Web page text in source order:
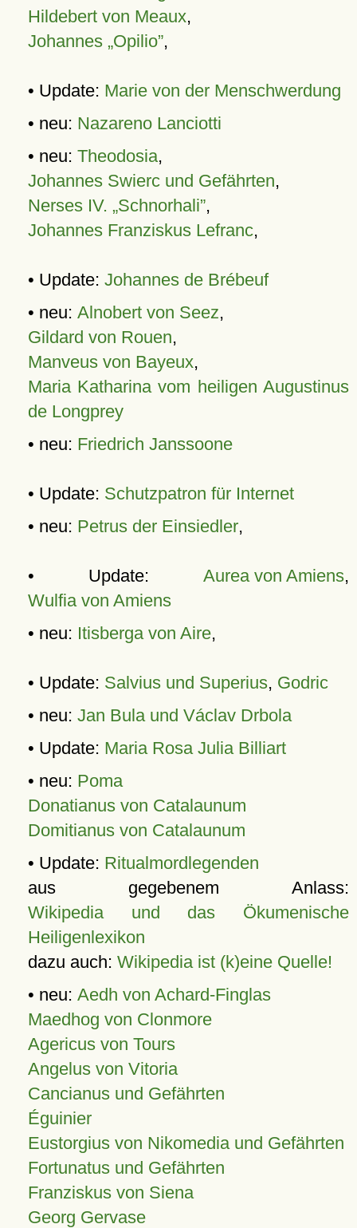
Hildebert von Meaux,
Johannes „Opilio”,
• Update: Marie von der Menschwerdung
• neu: Nazareno Lanciotti
• neu: Theodosia,
Johannes Swierc und Gefährten,
Nerses IV. „Schnorhali”,
Johannes Franziskus Lefranc,
• Update: Johannes de Brébeuf
• neu: Alnobert von Seez,
Gildard von Rouen,
Manveus von Bayeux,
Maria Katharina vom heiligen Augustinus
de Longprey
• neu: Friedrich Janssoone
• Update: Schutzpatron für Internet
• neu: Petrus der Einsiedler,
• Update: Aurea von Amiens,
Wulfia von Amiens
• neu: Itisberga von Aire,
• Update: Salvius und Superius, Godric
• neu: Jan Bula und Václav Drbola
• Update: Maria Rosa Julia Billiart
• neu: Poma
Donatianus von Catalaunum
Domitianus von Catalaunum
• Update: Ritualmordlegenden
aus gegebenem Anlass:
Wikipedia und das Ökumenische
Heiligenlexikon
dazu auch: Wikipedia ist (k)eine Quelle!
• neu: Aedh von Achard-Finglas
Maedhog von Clonmore
Agericus von Tours
Angelus von Vitoria
Cancianus und Gefährten
Éguinier
Eustorgius von Nikomedia und Gefährten
Fortunatus und Gefährten
Franziskus von Siena
Georg Gervase